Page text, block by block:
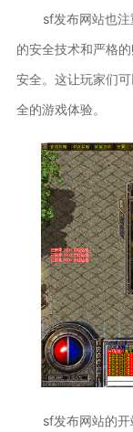
sf发布网站也
的安全技术和严格
安全。这让玩家们
全的游戏体验。
sf发布网站的